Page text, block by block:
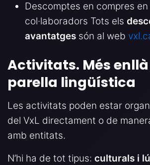
Descomptes en compres
col·laboradors Tots els
avantatges són al web
Activitats. Més
parella lingüística
Les activitats poden estar
del VxL directament o de
amb entitats.
N’hi ha de tot tipus: culturals i